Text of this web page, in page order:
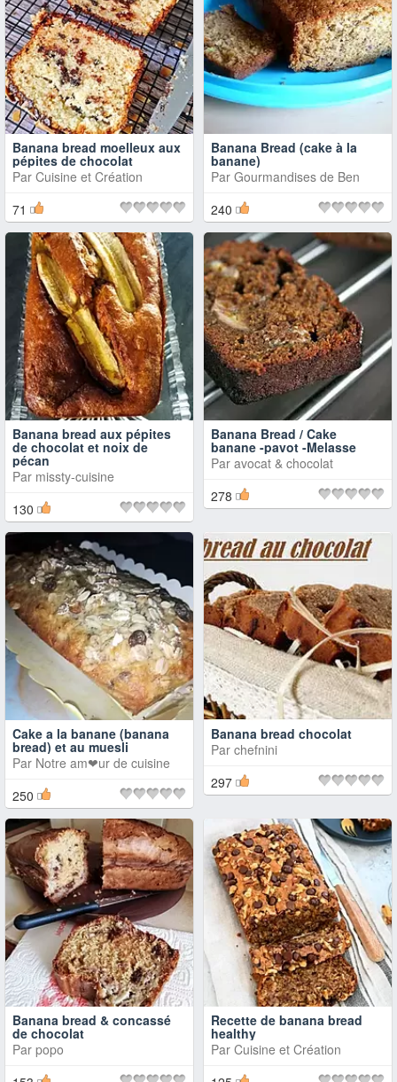
Banana bread moelleux aux
pépites de chocolat
Par Cuisine et Création
71
Banana Bread (cake à la
banane)
Par Gourmandises de Ben
240
Banana bread aux pépites
de chocolat et noix de
pécan
Par missty-cuisine
130
Banana Bread / Cake
banane -pavot -Melasse
Par avocat & chocolat
278
Cake a la banane (banana
bread) et au muesli
Par Notre am❤ur de cuisine
250
Banana bread chocolat
Par chefnini
297
Banana bread & concassé
de chocolat
Par popo
Recette de banana bread
healthy
Par Cuisine et Création